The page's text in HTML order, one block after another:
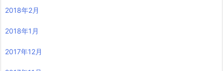
2018年2月
2018年1月
2017年12月